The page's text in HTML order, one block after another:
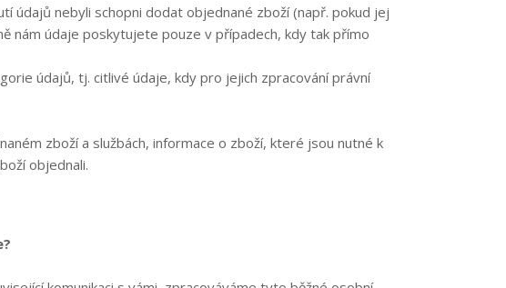
údajů nebyli schopni dodat objednané zboží (např. pokud jej
nám údaje poskytujete pouze v případech, kdy tak přímo
údajů, tj. citlivé údaje, kdy pro jejich zpracování právní
zboží a službách, informace o zboží, které jsou nutné k
objednali.